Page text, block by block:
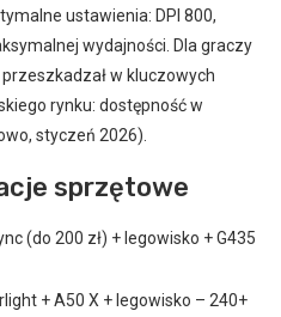
ustawienia: DPI 800,
wydajności. Dla graczy
w kluczowych
rynku: dostępność w
styczeń 2026).
sprzętowe
(do 200 zł) + legowisko + G435
+ A50 X + legowisko – 240+